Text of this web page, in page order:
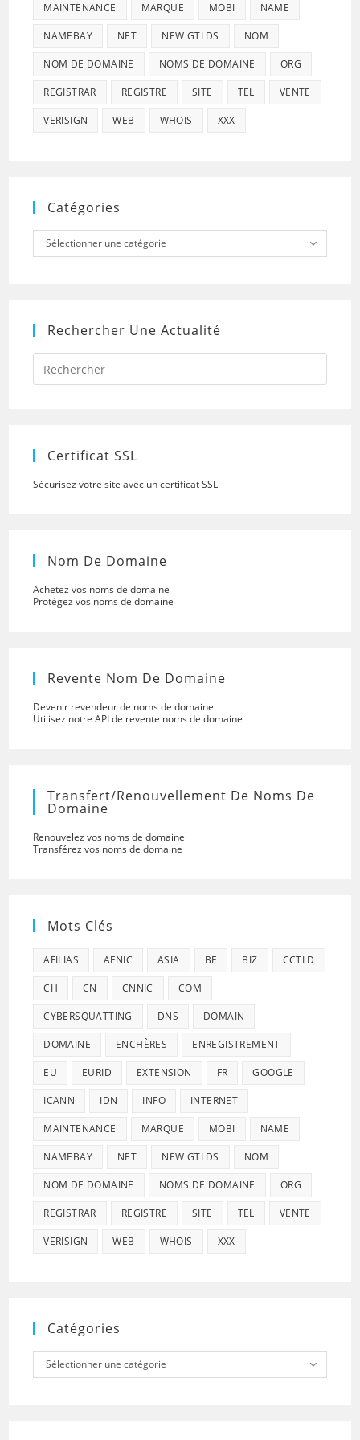
MAINTENANCE MARQUE MOBI NAME
NAMEBAY NET NEW GTLDS NOM
NOM DE DOMAINE NOMS DE DOMAINE ORG
REGISTRAR REGISTRE SITE TEL VENTE
VERISIGN WEB WHOIS XXX
Catégories
Catégories
Sélectionner une catégorie
Rechercher Une Actualité
Press
to
Certificat SSL
Sécurisez votre site avec un certificat SSL
Nom De Domaine
Achetez vos noms de domaine
Protégez vos noms de domaine
Revente Nom De Domaine
Devenir revendeur de noms de domaine
Utilisez notre API de revente noms de domaine
Transfert/renouvellement De Noms De
Domaine
Renouvelez vos noms de domaine
Transférez vos noms de domaine
Mots Clés
AFILIAS AFNIC ASIA BE BIZ CCTLD
CH CN CNNIC COM
CYBERSQUATTING DNS DOMAIN
DOMAINE ENCHÈRES ENREGISTREMENT
EU EURID EXTENSION FR GOOGLE
ICANN IDN INFO INTERNET
MAINTENANCE MARQUE MOBI NAME
NAMEBAY NET NEW GTLDS NOM
NOM DE DOMAINE NOMS DE DOMAINE ORG
REGISTRAR REGISTRE SITE TEL VENTE
VERISIGN WEB WHOIS XXX
Catégories
Catégories
Sélectionner une catégorie